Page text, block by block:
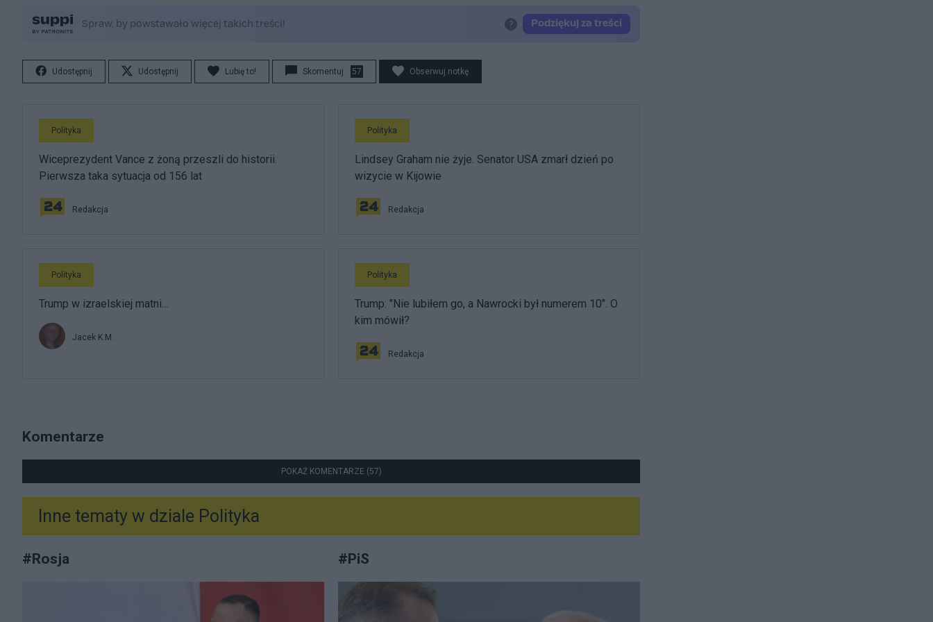
Udostępnij Udostępnij Lubię to! Skomentuj 57 Obserwuj notkę
Polityka
Wiceprezydent Vance z żoną przeszli do historii.
Pierwsza taka sytuacja od 156 lat
Redakcja
Polityka
Lindsey Graham nie żyje. Senator USA zmarł dzień po
wizycie w Kijowie
Redakcja
Polityka
Trump w izraelskiej matni…
Jacek K.M.
Polityka
Trump: "Nie lubiłem go, a Nawrocki był numerem 10". O
kim mówił?
Redakcja
Komentarze
POKAŻ KOMENTARZE (57)
Inne tematy w dziale Polityka
#Rosja #PiS